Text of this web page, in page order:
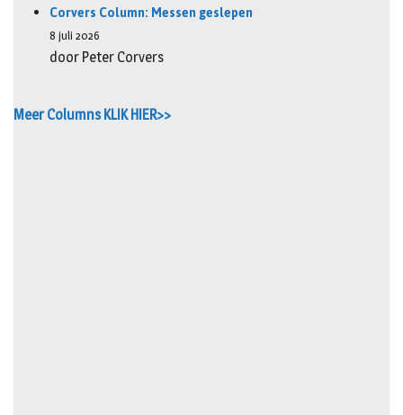
Corvers Column: Messen geslepen
8 juli 2026
door Peter Corvers
Meer Columns KLIK HIER>>